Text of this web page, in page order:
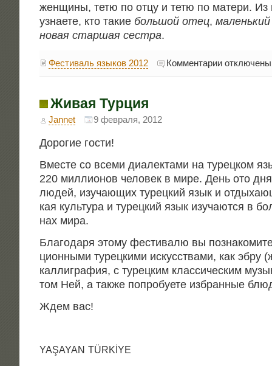
жен­щи­ны, тетю по отцу и тетю по мате­ри. Из
узна­е­те, кто такие боль­шой отец,
новая стар­шая сест­ра.
Фестиваль языков 2012 Комментариик
записи
отключены
Живая Турция
Jannet 9 февраля, 2012
Доро­гие гости!
Вме­сте со все­ми диа­лек­та­ми на турец­ком
220 мил­ли­о­нов чело­век в мире. День ото
людей, изу­ча­ю­щих турец­кий язык и
кая куль­ту­ра и турец­кий язык изу­ча­ют­ся в
нах мира.
Бла­го­да­ря это­му фести­ва­лю вы
ци­он­ны­ми турец­ки­ми искус­ства­ми, как эбру
кал­ли­гра­фия, с турец­ким клас­си­че­ским
том Ней, а так­же попро­бу­е­те избран­ные
Ждем вас!
YAŞAYAN TÜRKİYE